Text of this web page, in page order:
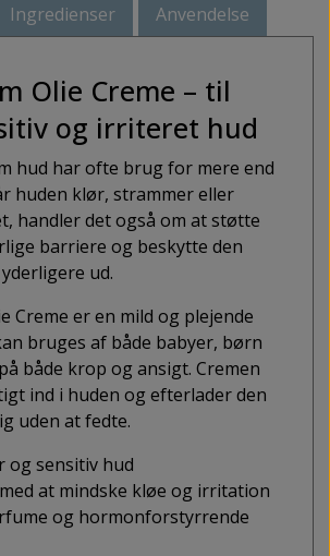
Ingredienser Anvendelse
Olie Creme – til
og irriteret hud
hud har ofte brug for mere end
huden klør, strammer eller
handler det også om at støtte
barriere og beskytte den
ud.
Creme er en mild og plejende
bruges af både babyer, børn
både krop og ansigt. Cremen
ind i huden og efterlader den
uden at fedte.
og sensitiv hud
at mindske kløe og irritation
og hormonforstyrrende